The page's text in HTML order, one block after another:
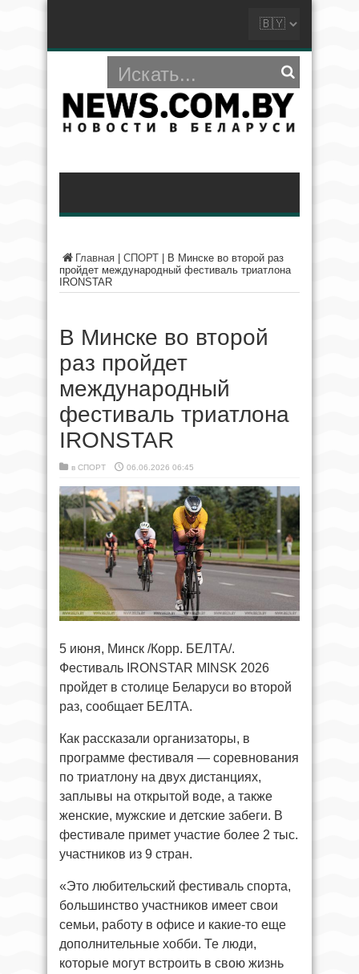
Главная СПОРТ
В Минске во второй раз
пройдет международный фестиваль триатлона
IRONSTAR
В Минске во второй
раз пройдет
международный
фестиваль триатлона
IRONSTAR
в СПОРТ 06.06.2026 06:45
5 июня, Минск /Корр. БЕЛТА/.
Фестиваль IRONSTAR MINSK 2026
пройдет в столице Беларуси во второй
раз, сообщает БЕЛТА.
Как рассказали организаторы, в
программе фестиваля — соревнования
по триатлону на двух дистанциях,
заплывы на открытой воде, а также
женские, мужские и детские забеги. В
фестивале примет участие более 2 тыс.
участников из 9 стран.
«Это любительский фестиваль спорта,
большинство участников имеет свои
семьи, работу в офисе и какие-то еще
дополнительные хобби. Те люди,
которые могут встроить в свою жизнь